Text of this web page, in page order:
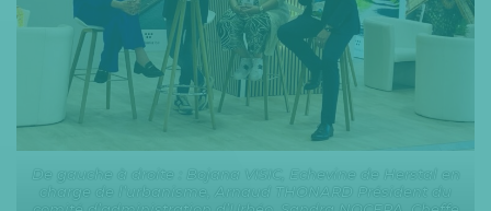
De gauche à droite : Bojana VISIC, Echevine de Herstal en
charge de l’urbanisme, Arnaud THONARD Président du